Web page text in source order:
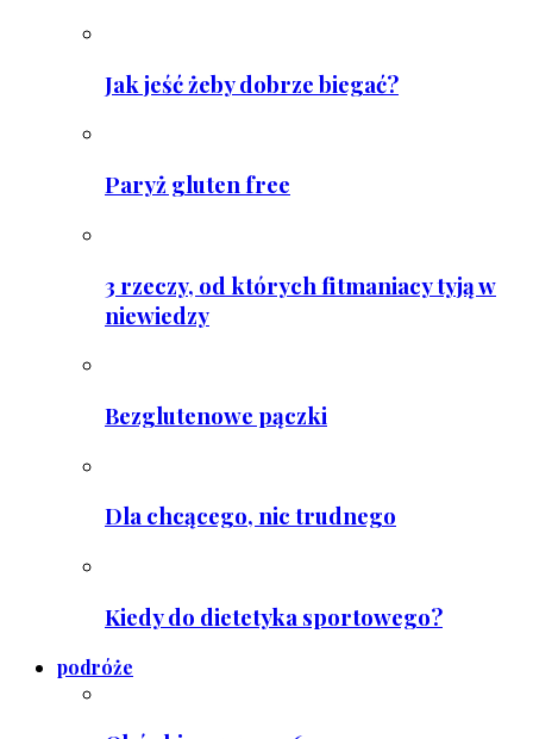
Jak jeść żeby dobrze biegać?
Paryż gluten free
3 rzeczy, od których fitmaniacy tyją w
niewiedzy
Bezglutenowe pączki
Dla chcącego, nic trudnego
Kiedy do dietetyka sportowego?
podróże